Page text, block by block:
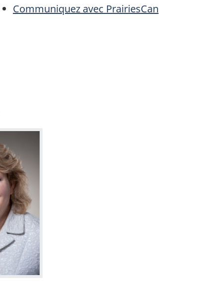
Communiquez avec PrairiesCan